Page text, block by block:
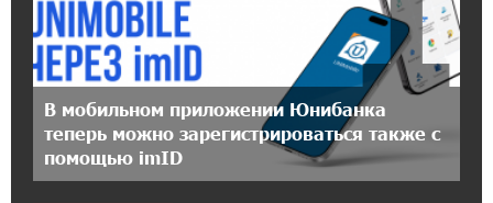
кибербезопасности
При поддержке Ucom в Шенаване
установлена солнечная станция мощностью
10 кВт
В мобильном приложении Юнибанка
теперь можно зарегистрироваться также с
помощью imID